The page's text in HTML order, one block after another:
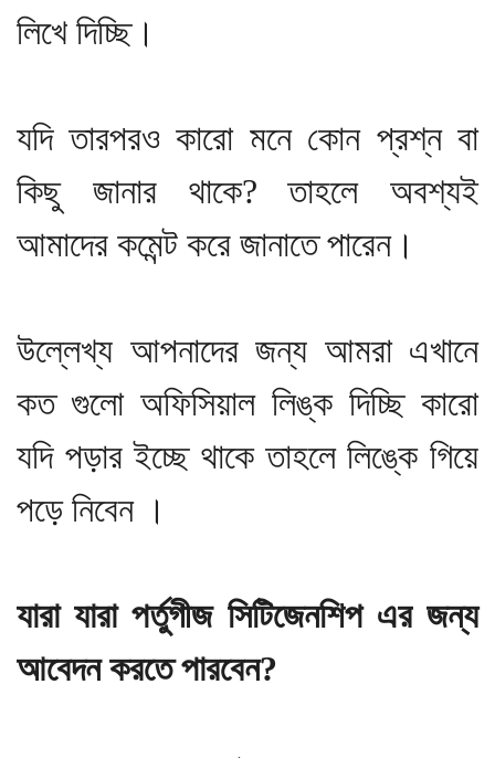
লিখে দিচ্ছি।
যদি তারপরও কারো মনে কোন প্রশ্ন বা
কিছু জানার থাকে? তাহলে অবশ্যই
আমাদের কমেন্ট করে জানাতে পারেন।
উল্লেখ্য আপনাদের জন্য আমরা এখানে
কত গুলো অফিসিয়াল লিঙ্ক দিচ্ছি কারো
যদি পড়ার ইচ্ছে থাকে তাহলে লিঙ্কে গিয়ে
পড়ে নিবেন ।
যারা যারা পর্তুগীজ সিটিজেনশিপ এর জন্য
আবেদন করতে পারবেন?